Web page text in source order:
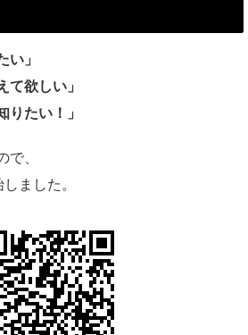
い」
て欲しい」
りたい！」
で、
ました。